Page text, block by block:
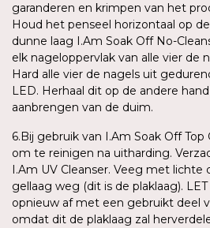
garanderen en krimpen van het
Houd het penseel horizontaal op
dunne laag I.Am Soak Off No-
elk nageloppervlak van alle vier de
Hard alle vier de nagels uit
LED. Herhaal dit op de andere
aanbrengen van de duim.
6.Bij gebruik van I.Am Soak Off
om te reinigen na uitharding.
I.Am UV Cleanser. Veeg met lichte
gellaag weg (dit is de plaklaag).
opnieuw af met een gebruikt deel
omdat dit de plaklaag zal